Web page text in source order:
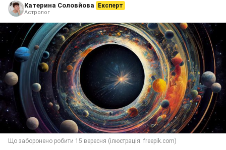
Катерина Соловйова Експерт
Астролог
Що заборонено робити 15 вересня (ілюстрація: freepik.com)